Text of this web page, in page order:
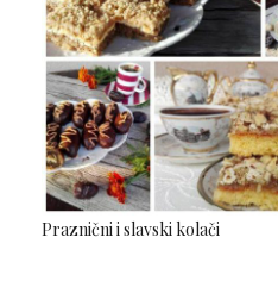
Praznični i slavski kolači